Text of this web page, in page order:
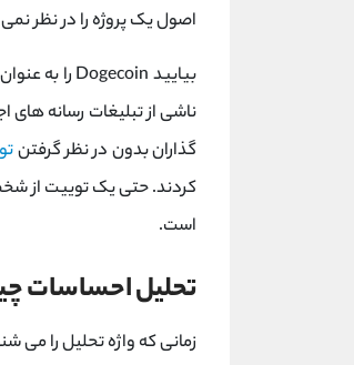
اصول یک پروژه را در نظر
بیایید Dogecoin را به عنوان مثال در نظر بگیریم. بسیاری از تقاضاهای
ناشی از تبلیغات رسانه های
گذاران بدون در نظر گرفتن
کردند. حتی یک توییت از
است.
تحلیل احساسات
زمانی که واژه تحلیل را می